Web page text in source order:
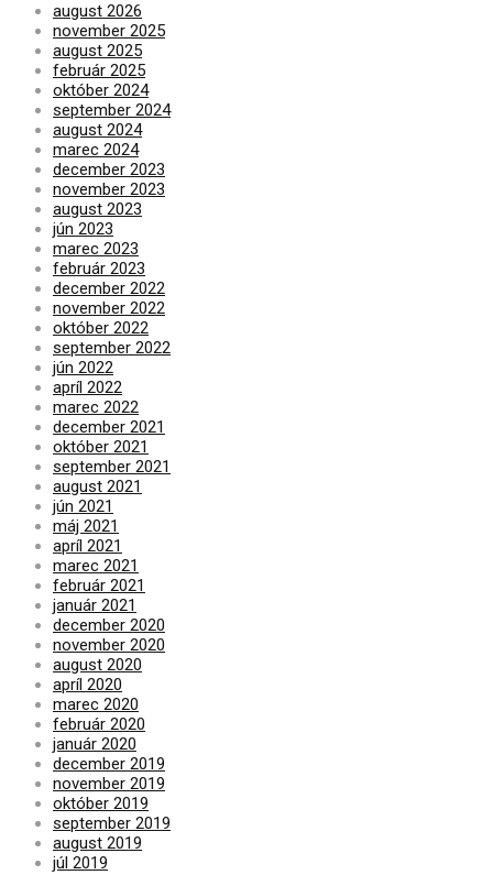
august 2026
november 2025
august 2025
február 2025
október 2024
september 2024
august 2024
marec 2024
december 2023
november 2023
august 2023
jún 2023
marec 2023
február 2023
december 2022
november 2022
október 2022
september 2022
jún 2022
apríl 2022
marec 2022
december 2021
október 2021
september 2021
august 2021
jún 2021
máj 2021
apríl 2021
marec 2021
február 2021
január 2021
december 2020
november 2020
august 2020
apríl 2020
marec 2020
február 2020
január 2020
december 2019
november 2019
október 2019
september 2019
august 2019
júl 2019